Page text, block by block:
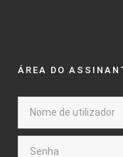
ÁREA DO